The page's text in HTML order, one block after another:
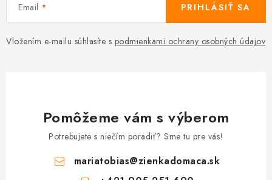
Email
Vložením e-mailu súhlasíte s podmienkami ochrany osobných údajov
PRIHLÁSIŤ SA
Pomôžeme vám s výberom
Potrebujete s niečím poradiť? Sme tu pre vás!
mariatobias@zienkadomaca.sk